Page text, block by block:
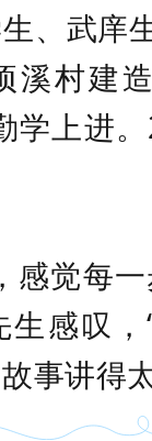
、武庠
溪村建
学上进
觉每一
感叹，
事讲得